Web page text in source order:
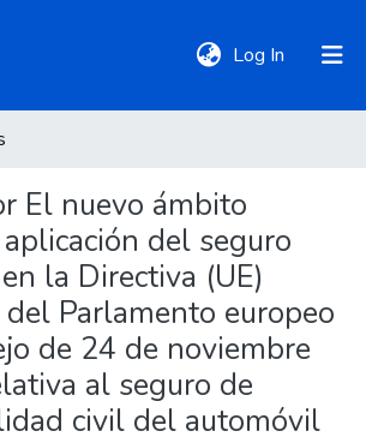
Log In (current)
El nuevo ámbito
del seguro
la Directiva (UE)
Parlamento europeo
de 24 de noviembre
al seguro de
civil del automóvil